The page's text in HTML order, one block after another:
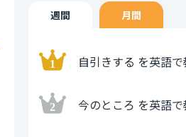
週間 月間
自引きする を英語
今のところ を英語